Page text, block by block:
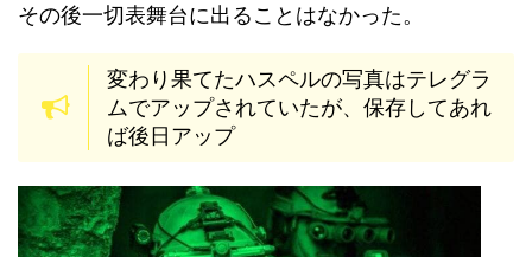
その後一切表舞台に出ることはなかった。
変わり果てたハスペルの写真はテレグラ
ムでアップされていたが、保存してあれ
ば後日アップ